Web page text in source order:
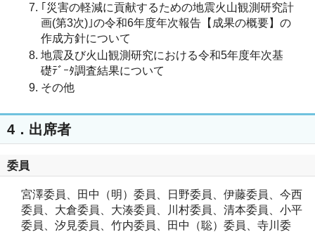
｢災害の軽減に貢献するための地震火山観測研究計
画(第3次)｣の令和6年度年次報告【成果の概要】の
作成方針について
地震及び火山観測研究における令和5年度年次基
礎ﾃﾞｰﾀ調査結果について
その他
4．出席者
委員
宮澤委員、田中（明）委員、日野委員、伊藤委員、今西
委員、大倉委員、大湊委員、川村委員、清本委員、小平
委員、汐見委員、竹内委員、田中（聡）委員、寺川委